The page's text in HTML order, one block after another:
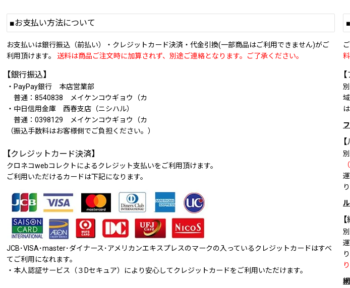
■お支払い方法について
お支払いは銀行振込（前払い）・クレジットカード決済・代金引換(一部商品はご利用できません)がご
利用頂けます。 送料は商品ご注文時に加算されず、別途ご連絡となります。ご了承ください。
【銀行振込】
・PayPay銀行 本店営業部
普通：8540838 メイケンコウギョウ（カ
・中日信用金庫 西春支店（ニシハル）
普通：0398129 メイケンコウギョウ（カ
（振込手数料はお客様側でご負担ください。）
【クレジットカード決済】
クロネコwebコレクトによるクレジット支払いをご利用頂けます。
ご利用いただけるカードは下記になります。
JCB･VISA･master･ダイナース･アメリカンエキスプレスのマークの入っているクレジットカードはすべ
てご利用になれます。
・本人認証サービス（３Dセキュア）により安心してクレジットカードをご利用いただけます。